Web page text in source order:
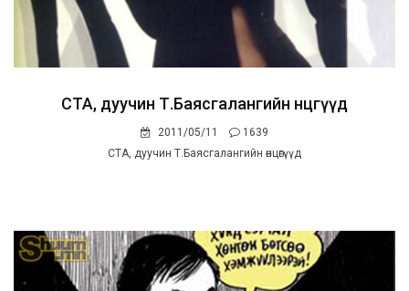
СТА, дуучин Т.Баясгалангийн өнцөгүүд
2011/05/11
1639
СТА, дуучин Т.Баясгалангийн өнцөгүүд